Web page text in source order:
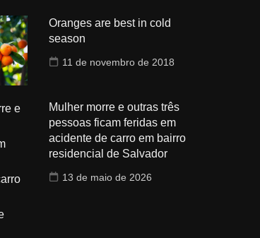
Oranges are best in cold
season
11 de novembro de 2018
Mulher morre e outras três
pessoas ficam feridas em
acidente de carro em bairro
residencial de Salvador
13 de maio de 2026